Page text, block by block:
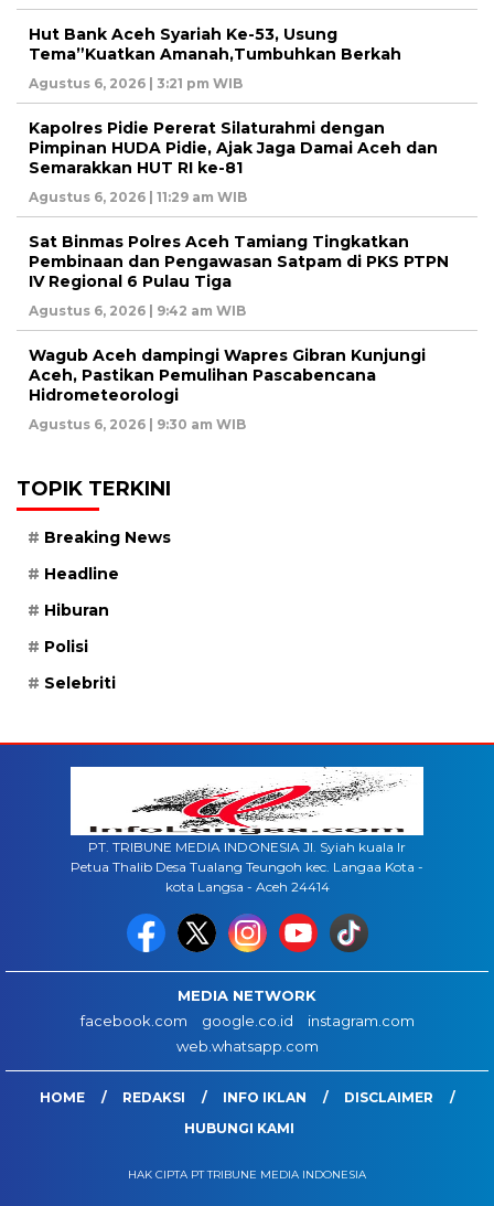
Hut Bank Aceh Syariah Ke-53, Usung
Tema”Kuatkan Amanah,Tumbuhkan Berkah
Agustus 6, 2026 | 3:21 pm WIB
Kapolres Pidie Pererat Silaturahmi dengan
Pimpinan HUDA Pidie, Ajak Jaga Damai Aceh dan
Semarakkan HUT RI ke-81
Agustus 6, 2026 | 11:29 am WIB
Sat Binmas Polres Aceh Tamiang Tingkatkan
Pembinaan dan Pengawasan Satpam di PKS PTPN
IV Regional 6 Pulau Tiga
Agustus 6, 2026 | 9:42 am WIB
Wagub Aceh dampingi Wapres Gibran Kunjungi
Aceh, Pastikan Pemulihan Pascabencana
Hidrometeorologi
Agustus 6, 2026 | 9:30 am WIB
TOPIK TERKINI
Breaking News
Headline
Hiburan
Polisi
Selebriti
PT. TRIBUNE MEDIA INDONESIA Jl. Syiah kuala lr
Petua Thalib Desa Tualang Teungoh kec. Langaa Kota -
kota Langsa - Aceh 24414
MEDIA NETWORK
facebook.com
google.co.id
instagram.com
web.whatsapp.com
HOME REDAKSI INFO IKLAN
DISCLAIMER
HUBUNGI KAMI
HAK CIPTA PT TRIBUNE MEDIA INDONESIA